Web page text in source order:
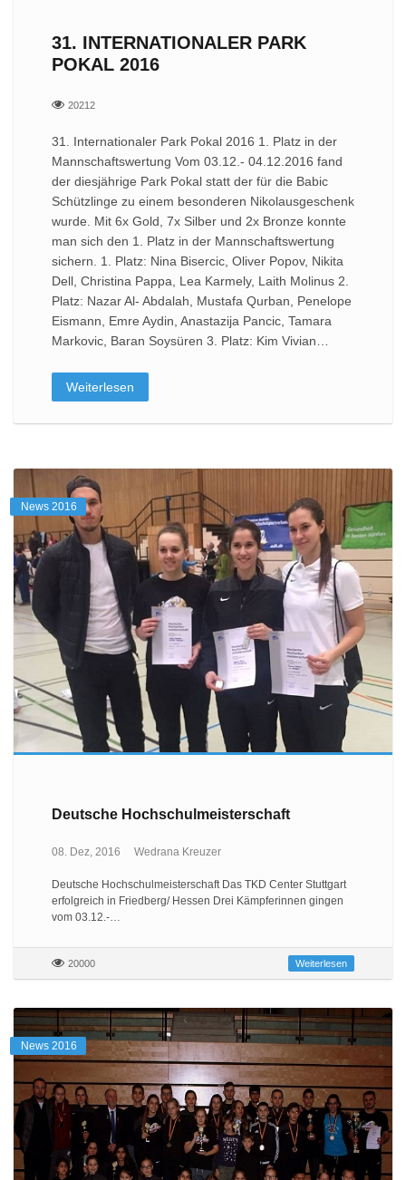
31. INTERNATIONALER PARK
POKAL 2016
20212
31. Internationaler Park Pokal 2016 1. Platz in der
Mannschaftswertung Vom 03.12.- 04.12.2016 fand
der diesjährige Park Pokal statt der für die Babic
Schützlinge zu einem besonderen Nikolausgeschenk
wurde. Mit 6x Gold, 7x Silber und 2x Bronze konnte
man sich den 1. Platz in der Mannschaftswertung
sichern. 1. Platz: Nina Bisercic, Oliver Popov, Nikita
Dell, Christina Pappa, Lea Karmely, Laith Molinus 2.
Platz: Nazar Al- Abdalah, Mustafa Qurban, Penelope
Eismann, Emre Aydin, Anastazija Pancic, Tamara
Markovic, Baran Soysüren 3. Platz: Kim Vivian…
Weiterlesen
News 2016
Deutsche Hochschulmeisterschaft
08. Dez, 2016 Wedrana Kreuzer
Deutsche Hochschulmeisterschaft Das TKD Center Stuttgart
erfolgreich in Friedberg/ Hessen Drei Kämpferinnen gingen
vom 03.12.-…
20000 Weiterlesen
News 2016